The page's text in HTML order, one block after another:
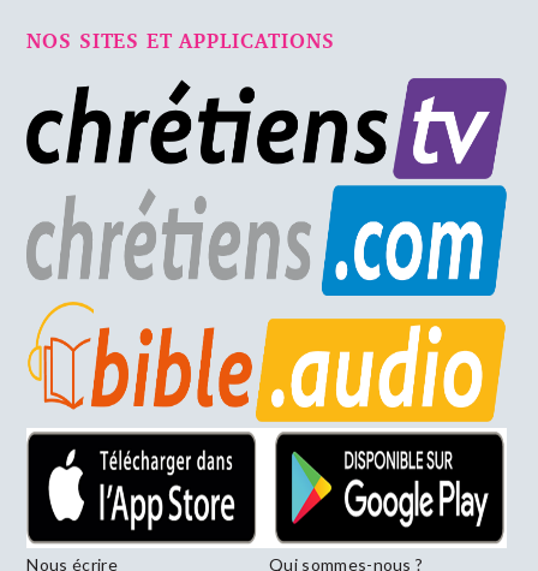
NOS SITES ET APPLICATIONS
Nous écrire Qui sommes-nous ?